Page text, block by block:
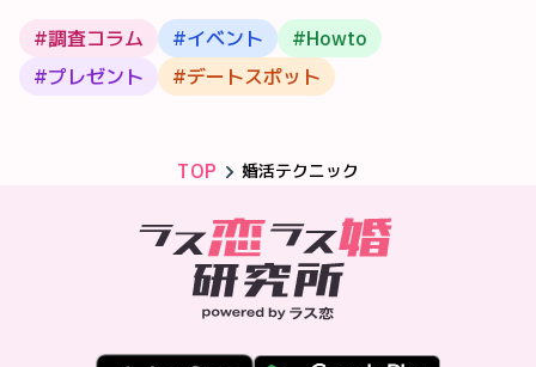
#調査コラム #イベント #Howto
#プレゼント #デートスポット
TOP 婚活テクニック